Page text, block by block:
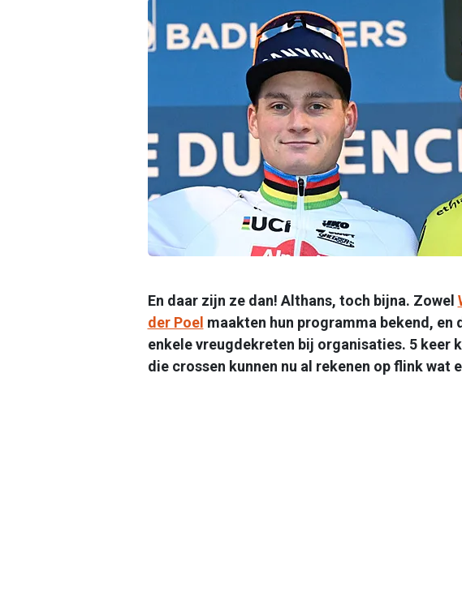
En daar zijn ze dan! Althans, toch bijna. Zowel
der Poel maakten hun programma bekend,
enkele vreugdekreten bij organisaties. 5 keer
die crossen kunnen nu al rekenen op flink wat